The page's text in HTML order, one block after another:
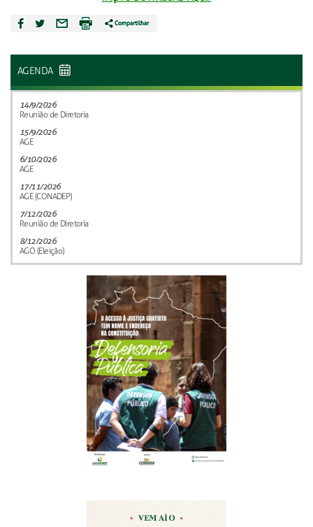
AGENDA
14/9/2026
Reunião de Diretoria
15/9/2026
AGE
6/10/2026
AGE
17/11/2026
AGE (CONADEP)
7/12/2026
Reunião de Diretoria
8/12/2026
AGO (Eleição)